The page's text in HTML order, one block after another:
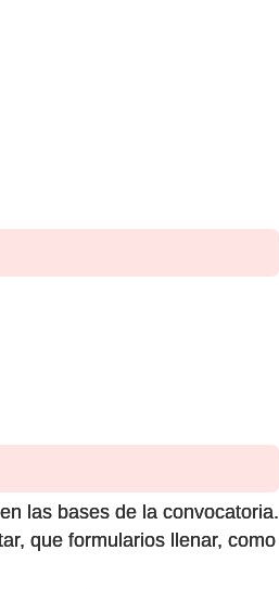
las bases de la convocatoria.
que formularios llenar, como